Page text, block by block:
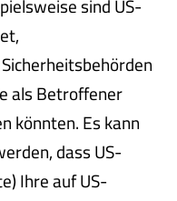
als Betroffener
könnten. Es kann
dass US-
Ihre auf US-